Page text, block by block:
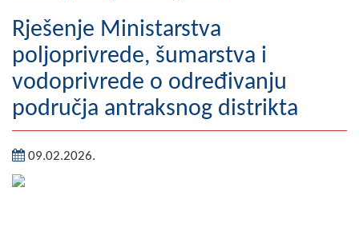
Geografija
Naseljena mjesta
Zanimljivosti
Fotogalerija
Rješenje Ministarstva
poljoprivrede, šumarstva i
vodoprivrede o određivanju
područja antraksnog distrikta
09.02.2026.